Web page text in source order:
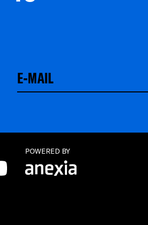
YouTube
POWERED BY